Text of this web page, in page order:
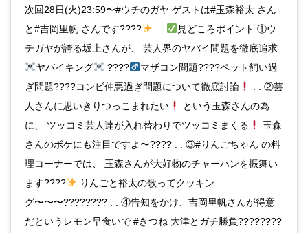
次回28日(火)23:59〜#ウチのガヤ ゲストは#玉森裕太 さん
と#吉岡里帆 さんです????
見どころポイント ①ウ
チガヤが誇る坂上さんが、 芸人界のヤバイ問題を徹底追求
ヤバイキング
????‍
マザコン問題????ペット飼い過
ぎ問題????コンビ仲悪過ぎ問題について徹底討論
. . ②芸
人さんに思いきりつっこまれたい
という玉森さんの為
に、 ツッコミ芸人達が入れ替わりでツッコミまくる
玉森
さんのボケにも注目ですよ〜???? . . ③#りんごちゃん の料
理コーナーでは、 玉森さんが大好物のチャーハンを振舞い
ます????
りんごと裕太の歌ってクッキン
グ〜〜〜???????? . . ④告知をかけ、吉岡里帆さんが得意
だというレモン早食いで #きつね 大津とガチ勝負????????